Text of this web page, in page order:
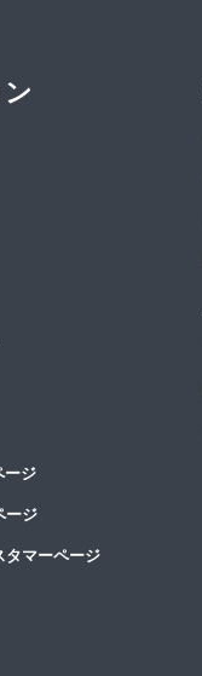
ージ
ージ
マーページ